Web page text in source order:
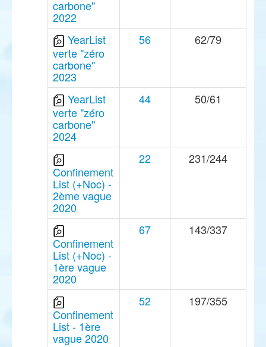
carbone"
2022
YearList
verte "zéro
carbone"
2023
56 62/79
YearList
verte "zéro
carbone"
2024
44 50/61
Confinement
List (+Noc) -
2ème vague
2020
22 231/244
Confinement
List (+Noc) -
1ère vague
2020
67 143/337
Confinement
List - 1ère
vague 2020
52 197/355